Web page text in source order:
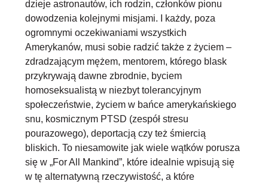
dzieje astronautów, ich rodzin, członków pionu
dowodzenia kolejnymi misjami. I każdy, poza
ogromnymi oczekiwaniami wszystkich
Amerykanów, musi sobie radzić także z życiem –
zdradzającym mężem, mentorem, którego blask
przykrywają dawne zbrodnie, byciem
homoseksualistą w niezbyt tolerancyjnym
społeczeństwie, życiem w bańce amerykańskiego
snu, kosmicznym PTSD (zespół stresu
pourazowego), deportacją czy też śmiercią
bliskich. To niesamowite jak wiele wątków porusza
się w „For All Mankind”, które idealnie wpisują się
w tę alternatywną rzeczywistość, a które